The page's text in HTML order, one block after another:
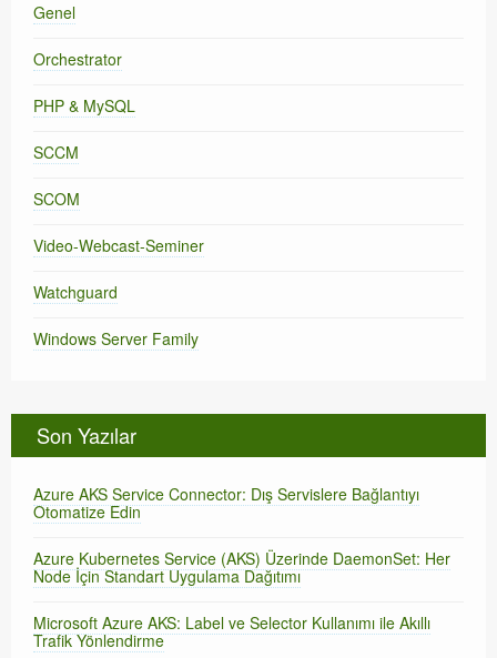
Genel
Orchestrator
PHP & MySQL
SCCM
SCOM
Video-Webcast-Seminer
Watchguard
Windows Server Family
Son Yazılar
Azure AKS Service Connector: Dış Servislere Bağlantıyı
Otomatize Edin
Azure Kubernetes Service (AKS) Üzerinde DaemonSet: Her
Node İçin Standart Uygulama Dağıtımı
Microsoft Azure AKS: Label ve Selector Kullanımı ile Akıllı
Trafik Yönlendirme